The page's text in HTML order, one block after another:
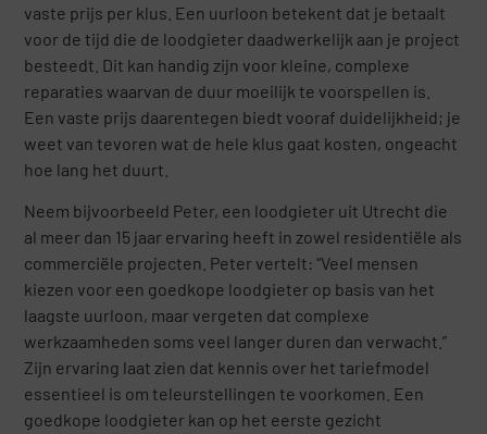
vaste prijs per klus. Een uurloon betekent dat je betaalt
voor de tijd die de loodgieter daadwerkelijk aan je project
besteedt. Dit kan handig zijn voor kleine, complexe
reparaties waarvan de duur moeilijk te voorspellen is.
Een vaste prijs daarentegen biedt vooraf duidelijkheid; je
weet van tevoren wat de hele klus gaat kosten, ongeacht
hoe lang het duurt.
Neem bijvoorbeeld Peter, een loodgieter uit Utrecht die
al meer dan 15 jaar ervaring heeft in zowel residentiële als
commerciële projecten. Peter vertelt: “Veel mensen
kiezen voor een goedkope loodgieter op basis van het
laagste uurloon, maar vergeten dat complexe
werkzaamheden soms veel langer duren dan verwacht.”
Zijn ervaring laat zien dat kennis over het tariefmodel
essentieel is om teleurstellingen te voorkomen. Een
goedkope loodgieter kan op het eerste gezicht